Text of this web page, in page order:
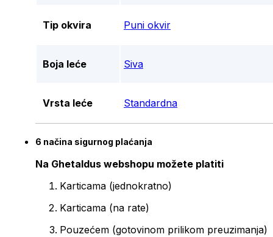
Tip okvira Puni okvir
Boja leće Siva
Vrsta leće Standardna
6 načina sigurnog plaćanja
Na Ghetaldus webshopu možete platiti
Karticama (jednokratno)
Karticama (na rate)
Pouzećem (gotovinom prilikom preuzimanja)